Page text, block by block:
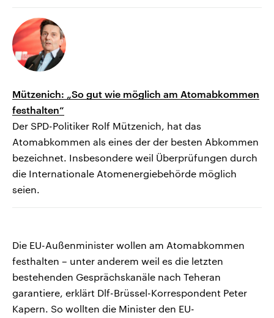
Mützenich: „So gut wie möglich am Atomabkommen
festhalten“
Der SPD-Politiker Rolf Mützenich, hat das
Atomabkommen als eines der der besten Abkommen
bezeichnet. Insbesondere weil Überprüfungen durch
die Internationale Atomenergiebehörde möglich
seien.
Die EU-Außenminister wollen am Atomabkommen
festhalten – unter anderem weil es die letzten
bestehenden Gesprächskanäle nach Teheran
garantiere, erklärt Dlf-Brüssel-Korrespondent Peter
Kapern. So wollten die Minister den EU-